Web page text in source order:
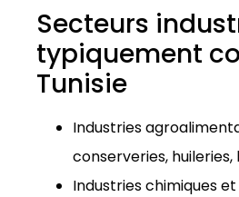
Secteurs
typiquement
Tunisie
Industries
conserveries, huileries,
Industries chimiques